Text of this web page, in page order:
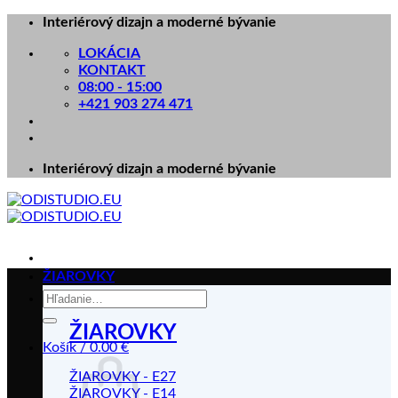
Skip
content
Interiérový dizajn a moderné bývanie
LOKÁCIA
KONTAKT
08:00 - 15:00
+421 903 274 471
Interiérový dizajn a moderné bývanie
Hľadať:
Košík /0.00€
ŽIAROVKY
ŽIAROVKY
ŽIAROVKY - E27
ŽIAROVKY - E14